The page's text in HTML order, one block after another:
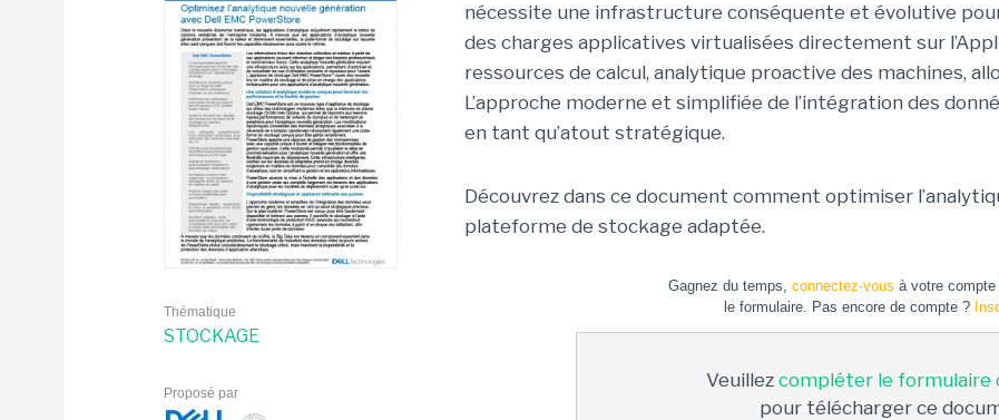
Thématique
STOCKAGE
Proposé par
nécessite une infrastructure conséquente et évolutive
des charges applicatives virtualisées directement sur
ressources de calcul, analytique proactive des machines,
L’approche moderne et simplifiée de l’intégration des
en tant qu’atout stratégique.
Découvrez dans ce document comment optimiser
plateforme de stockage adaptée.
Gagnez du temps, connectez-vous à votre compte
le formulaire. Pas encore de compte ?
Veuillez compléter le formulaire
pour télécharger ce